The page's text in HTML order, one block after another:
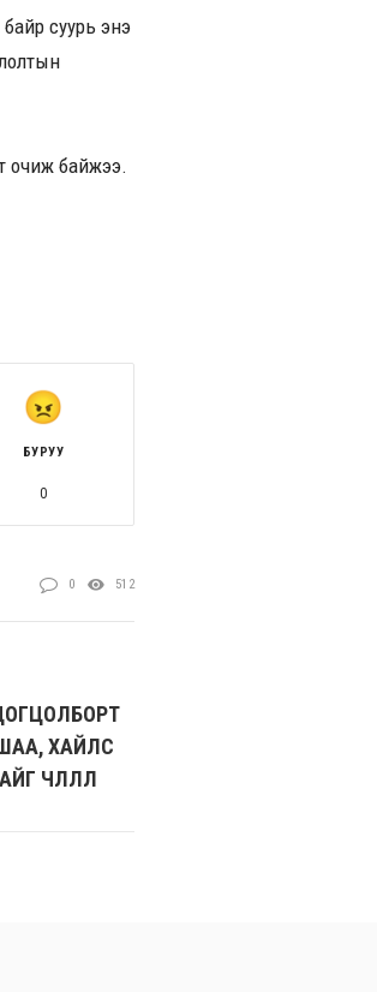
байр суурь энэ
очиж байжээ.
БУРУУ
0
0 512
ХАЙЛС